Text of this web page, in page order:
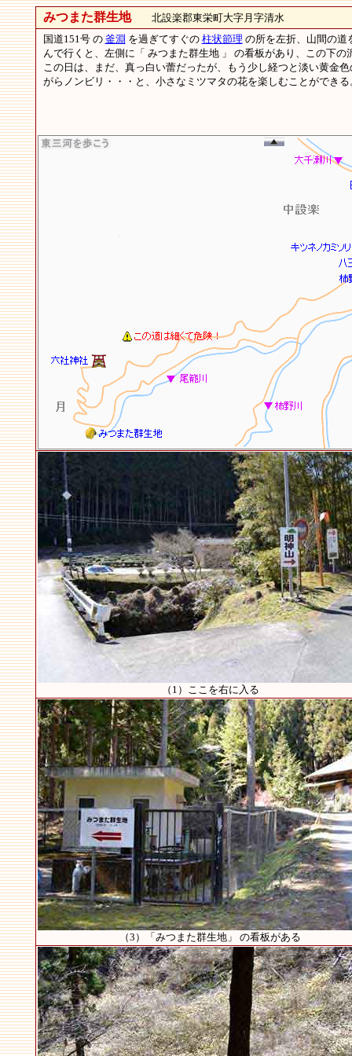
みつまた群生地北設楽郡東栄町大字月字清水
国道151号 の 釜淵 を過ぎてすぐの 柱状節理 の所を左折、山間の
んで行くと、左側に「 みつまた群生地 」 の看板があり、この下
この日は、まだ、真っ白い蕾だったが、もう少し経つと淡い黄
がらノンビリ・・・と、小さなミツマタの花を楽しむことができる
（1）ここを右に入る
（3）「みつまた群生地」 の看板がある